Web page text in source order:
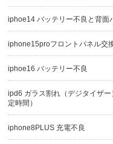
iphoe14 バッテリー不良と背面
iphone15proフロントパネル交
iphoe16 バッテリー不良
ipd6 ガラス割れ（デジタイザ
定時間）
iphone8PLUS 充電不良